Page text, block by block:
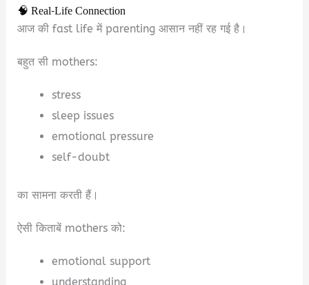
🧠 Real-Life Connection
आज की fast life में parenting आसान नहीं रह गई है।
बहुत सी mothers:
stress
sleep issues
emotional pressure
self-doubt
का सामना करती हैं।
ऐसी किताबें mothers को:
emotional support
understanding